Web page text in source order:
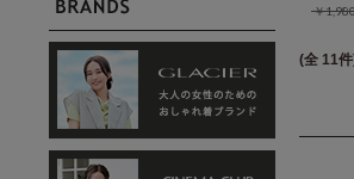
￥
(全 11